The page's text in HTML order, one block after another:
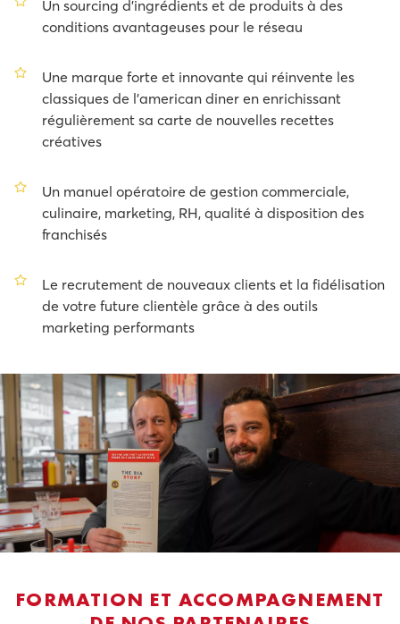
Un sourcing d'ingrédients et de produits à des
conditions avantageuses pour le réseau
Une marque forte et innovante qui réinvente les
classiques de l'american diner en enrichissant
régulièrement sa carte de nouvelles recettes
créatives
Un manuel opératoire de gestion commerciale,
culinaire, marketing, RH, qualité à disposition des
franchisés
Le recrutement de nouveaux clients et la fidélisation
de votre future clientèle grâce à des outils
marketing performants
FORMATION ET ACCOMPAGNEMENT